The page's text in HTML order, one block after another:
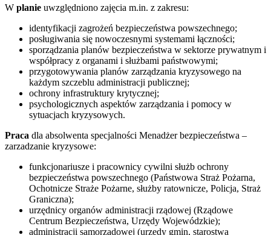
W planie uwzględniono zajęcia m.in. z zakresu:
identyfikacji zagrożeń bezpieczeństwa powszechnego;
posługiwania się nowoczesnymi systemami łączności;
sporządzania planów bezpieczeństwa w sektorze prywatnym i
współpracy z organami i służbami państwowymi;
przygotowywania planów zarządzania kryzysowego na
każdym szczeblu administracji publicznej;
ochrony infrastruktury krytycznej;
psychologicznych aspektów zarządzania i pomocy w
sytuacjach kryzysowych.
Praca dla absolwenta specjalności Menadżer bezpieczeństwa –
zarzadzanie kryzysowe:
funkcjonariusze i pracownicy cywilni służb ochrony
bezpieczeństwa powszechnego (Państwowa Straż Pożarna,
Ochotnicze Straże Pożarne, służby ratownicze, Policja, Straż
Graniczna);
urzędnicy organów administracji rządowej (Rządowe
Centrum Bezpieczeństwa, Urzędy Wojewódzkie);
administracji samorządowej (urzędy gmin, starostwa